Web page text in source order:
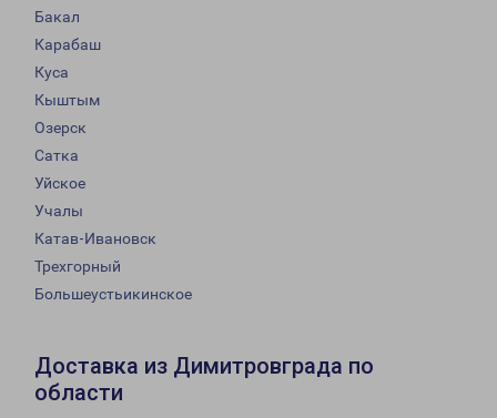
Бакал
Карабаш
Куса
Кыштым
Озерск
Сатка
Уйское
Учалы
Катав-Ивановск
Трехгорный
Большеустьикинское
Доставка из Димитровграда по
области